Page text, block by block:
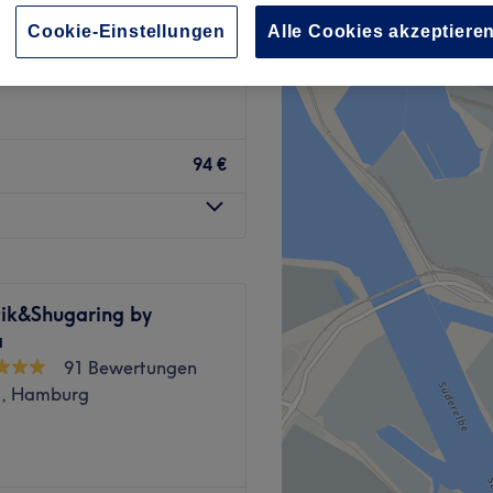
Hamburg
94 €
Bay Spa im
by
91 Bewertungen
Hamburg
Cookie-Einstellungen Alle Cookies